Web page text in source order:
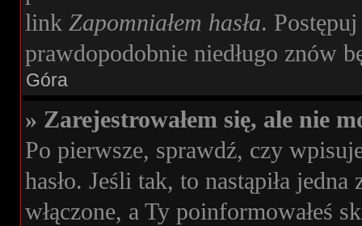
link Zapomniałem hasła.
prawdopodobnie niedługo znów
Góra
» Zarejestrowałem się, ale nie
Po pierwsze, sprawdź, czy
hasło. Jeśli tak, to nastąpiła
włączone, a Ty poinformowałeś